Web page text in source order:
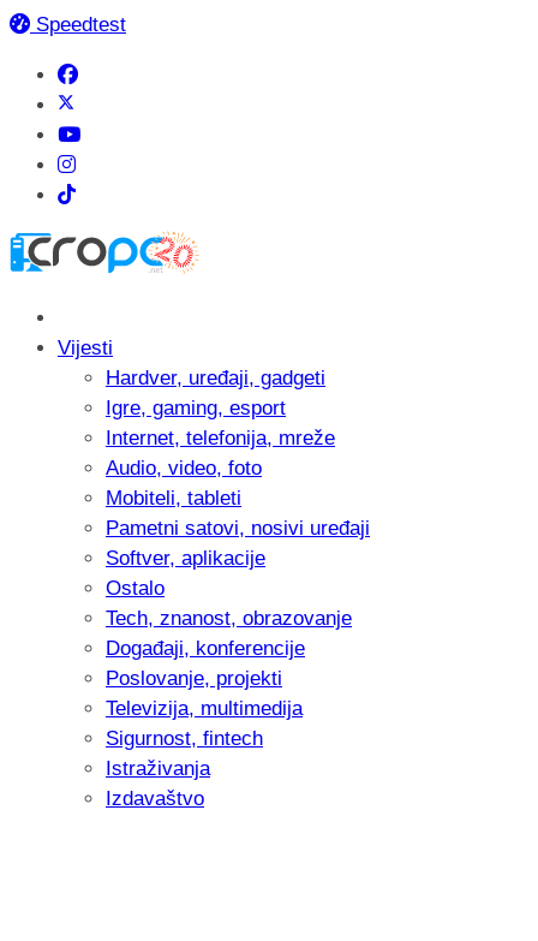
Speedtest
Vijesti
Hardver, uređaji, gadgeti
Igre, gaming, esport
Internet, telefonija, mreže
Audio, video, foto
Mobiteli, tableti
Pametni satovi, nosivi uređaji
Softver, aplikacije
Ostalo
Tech, znanost, obrazovanje
Događaji, konferencije
Poslovanje, projekti
Televizija, multimedija
Sigurnost, fintech
Istraživanja
Izdavaštvo